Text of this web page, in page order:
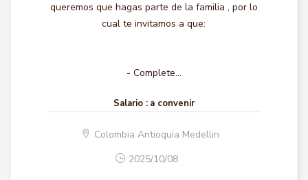
queremos que hagas parte de la familia , por lo
cual te invitamos a que:
- Complete...
Salario : a convenir
Colombia Antioquia Medellin
2025/10/08